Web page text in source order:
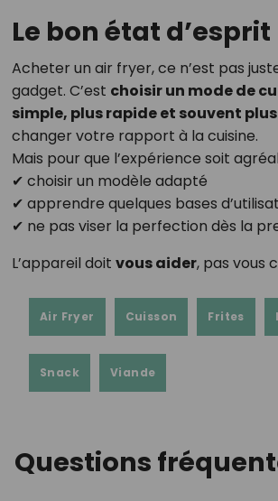
Le bon état d’esprit
Acheter un air fryer, ce n’est pas
gadget. C’est choisir un mode de
simple, plus rapide et souvent
changer votre rapport à la cuisine.
Mais pour que l’expérience soit
✔ choisir un modèle adapté
✔ apprendre quelques bases
✔ ne pas viser la perfection dès la
L’appareil doit vous aider, pas vous
Air Fryer Cuisson Frites
Snack Viande
Questions